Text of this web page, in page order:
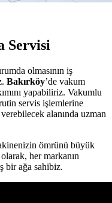
Servisi
olmasının iş
Bakırköy’de vakum
yapabiliriz. Vakumlu
servis işlemlerine
alanında uzman
ömrünü büyük
olarak, her markanın
bir ağa sahibiz.